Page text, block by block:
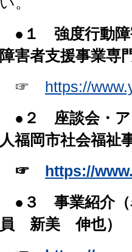
●１ 強度行動障
障害者支援事業
☞
https://
●２ 座談会・ア
人福岡市社会福
☞
https://
●３ 事業紹介（
員 新美 伸也）